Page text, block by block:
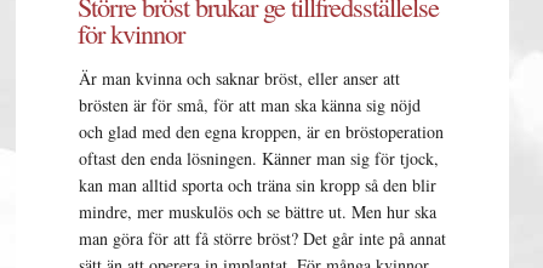
för kvinnor
Är man kvinna och saknar bröst, eller anser att
brösten är för små, för att man ska känna sig nöjd
och glad med den egna kroppen, är en bröstoperation
oftast den enda lösningen. Känner man sig för tjock,
kan man alltid sporta och träna sin kropp så den blir
mindre, mer muskulös och se bättre ut. Men hur ska
man göra för att få större bröst? Det går inte på annat